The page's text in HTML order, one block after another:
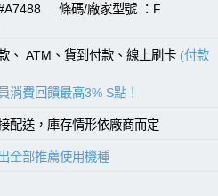
條碼/廠家型號 ：F
、 ATM、貨到付款、線上刷卡 (付款
消費回饋最高3% S點！
配送，庫存情形依廠商而定
全部推薦使用機種